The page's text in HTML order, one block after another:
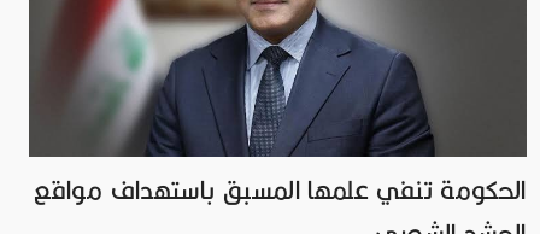
الحكومة تنفي علمها المسبق باستهداف مواقع